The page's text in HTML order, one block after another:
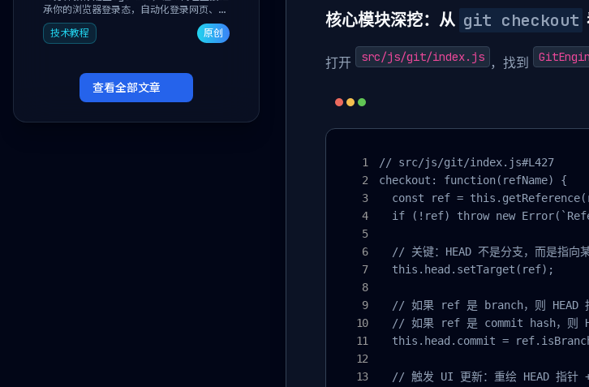
承你的浏览器登录态，自动化登录网页、抓
取数据，无需分享密码，多任务并行不干扰
日常使用。
技术教程 原创
查看全部文章
核心模块深挖：从 git checkout
打开 src/js/git/index.js ，找到
// src/js/git/index.js#L427
checkout: function(refName) {
const ref =
if (!ref) throw new
// 关键：HEAD 不是分支，而是指向
  this.head.setTarget(ref);
// 如果 ref 是 branch，则 HEAD
// 如果 ref 是 commit hash，则
this.head.commit =
// 触发 UI 更新：重绘 HEAD 指针